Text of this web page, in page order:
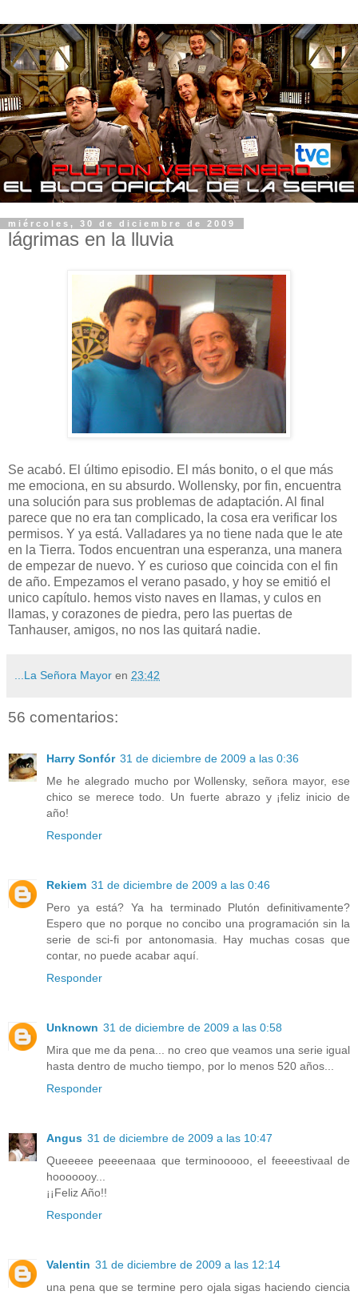
miércoles, 30 de diciembre de 2009
lágrimas en la lluvia
Se acabó. El último episodio. El más bonito, o el que más
me emociona, en su absurdo. Wollensky, por fin, encuentra
una solución para sus problemas de adaptación. Al final
parece que no era tan complicado, la cosa era verificar los
permisos. Y ya está. Valladares ya no tiene nada que le ate
en la Tierra. Todos encuentran una esperanza, una manera
de empezar de nuevo. Y es curioso que coincida con el fin
de año. Empezamos el verano pasado, y hoy se emitió el
unico capítulo. hemos visto naves en llamas, y culos en
llamas, y corazones de piedra, pero las puertas de
Tanhauser, amigos, no nos las quitará nadie.
...La Señora Mayor en 23:42
56 comentarios:
Harry Sonfór 31 de diciembre de 2009 a las 0:36
Me he alegrado mucho por Wollensky, señora mayor, ese
chico se merece todo. Un fuerte abrazo y ¡feliz inicio de
año!
Responder
Rekiem 31 de diciembre de 2009 a las 0:46
Pero ya está? Ya ha terminado Plutón definitivamente?
Espero que no porque no concibo una programación sin la
serie de sci-fi por antonomasia. Hay muchas cosas que
contar, no puede acabar aquí.
Responder
Unknown 31 de diciembre de 2009 a las 0:58
Mira que me da pena... no creo que veamos una serie igual
hasta dentro de mucho tiempo, por lo menos 520 años...
Responder
Angus 31 de diciembre de 2009 a las 10:47
Queeeee peeeenaaa que terminooooo, el feeeestivaal de
hooooooy...
¡¡Feliz Año!!
Responder
Valentin 31 de diciembre de 2009 a las 12:14
una pena que se termine pero ojala sigas haciendo ciencia